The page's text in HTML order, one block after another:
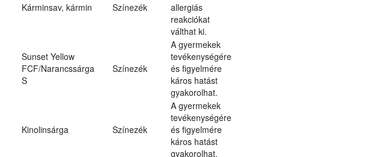
Kárminsav, kármin Színezék
allergiás
reakciókat
válthat ki.
Sunset Yellow
FCF/Narancssárga
S
Színezék
A gyermekek
tevékenységére
és figyelmére
káros hatást
gyakorolhat.
Kinolinsárga Színezék
A gyermekek
tevékenységére
és figyelmére
káros hatást
gyakorolhat.